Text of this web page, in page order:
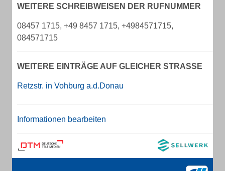
WEITERE SCHREIBWEISEN DER RUFNUMMER
08457 1715, +49 8457 1715, +4984571715,
084571715
WEITERE EINTRÄGE AUF GLEICHER STRASSE
Retzstr. in Vohburg a.d.Donau
Informationen bearbeiten